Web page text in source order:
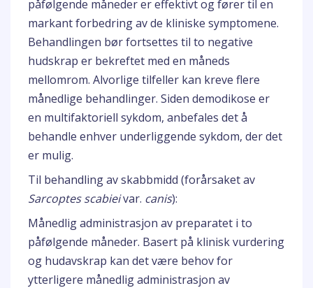
påfølgende måneder er effektivt og fører til en
markant forbedring av de kliniske symptomene.
Behandlingen bør fortsettes til to negative
hudskrap er bekreftet med en måneds
mellomrom. Alvorlige tilfeller kan kreve flere
månedlige behandlinger. Siden demodikose er
en multifaktoriell sykdom, anbefales det å
behandle enhver underliggende sykdom, der det
er mulig.
Til behandling av skabbmidd (forårsaket av
Sarcoptes scabieivar. canis):
Månedlig administrasjon av preparatet i to
påfølgende måneder. Basert på klinisk vurdering
og hudavskrap kan det være behov for
ytterligere månedlig administrasjon av